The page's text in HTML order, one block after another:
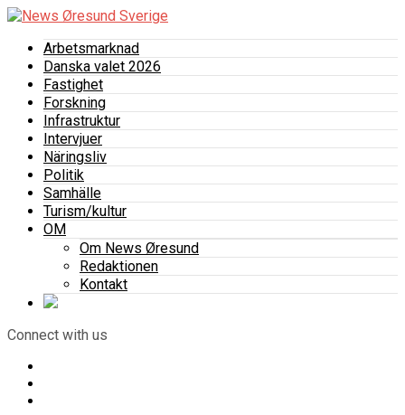
Arbetsmarknad
Danska valet 2026
Fastighet
Forskning
Infrastruktur
Intervjuer
Näringsliv
Politik
Samhälle
Turism/kultur
OM
Om News Øresund
Redaktionen
Kontakt
Connect with us